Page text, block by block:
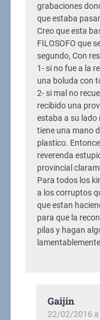
grabaciones
que estaba
Creo que esta
FILOSOFO que
segundo, Con
1- si no fue a la
una boluda con
2- si mal no
recibido una
estaba a su lado
tiene una mano
plastico.
reverenda
provincial
Para todos los
a los corruptos
que estan
para que la
pilas y hagan
Gaijin
22/02/2016 a